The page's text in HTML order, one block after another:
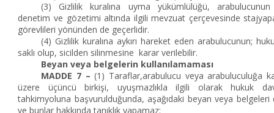
(3) Gizlilik kuralına uyma yükümlülüğü, arabulucunun
denetim ve gözetimi altında ilgili mevzuat çerçevesinde
görevlileri yönünden de geçerlidir.
(4) Gizlilik kuralına aykırı hareket eden arabulucunun;
saklı olup, sicilden silinmesine karar verilebilir.
Beyan veya belgelerin kullanılamaması
MADDE 7 – (1) Taraflar,arabulucu veya arabuluculuğa
üzere üçüncü birkişi, uyuşmazlıkla ilgili olarak hukuk
tahkimyoluna başvurulduğunda, aşağıdaki beyan veya
ve bunlar hakkında tanıklık yapamaz: